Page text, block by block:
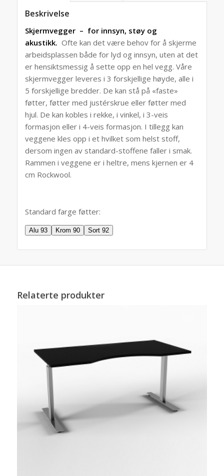
Beskrivelse
Skjermvegger – for innsyn, støy og
akustikk. Ofte kan det være behov for å skjerme
arbeidsplassen både for lyd og innsyn, uten at det
er hensiktsmessig å sette opp en hel vegg. Våre
skjermvegger leveres i 3 forskjellige høyde, alle i
5 forskjellige bredder. De kan stå på «faste»
føtter, føtter med justérskrue eller føtter med
hjul. De kan kobles i rekke, i vinkel, i 3-veis
formasjon eller i 4-veis formasjon. I tillegg kan
veggene kles opp i et hvilket som helst stoff,
dersom ingen av standard-stoffene faller i smak.
Rammen i veggene er i heltre, mens kjernen er 4
cm Rockwool.
Standard farge føtter:
Alu 93 Krom 90 Sort 92
Relaterte produkter